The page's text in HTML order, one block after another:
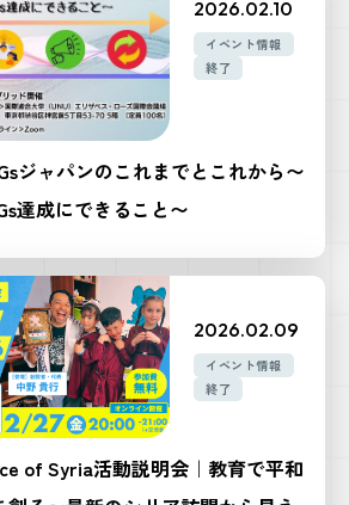
2026.02.10
イベント情報
終了
ジャパンのこれまでとこれから〜
達成にできること〜
2026.02.09
イベント情報
終了
of Syria活動説明会｜教育で平和